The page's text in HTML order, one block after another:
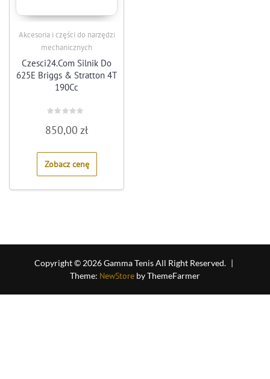
Akcesoria i części do narzędzi
mechanicznych
Czesci24.Com Silnik Do
625E Briggs & Stratton 4T
190Cc
0
out
5
850,00zł
Zobacz cenę
Copyright © 2026 Gamma Tenis All Right Reserved.
Theme: NewStore by ThemeFarmer